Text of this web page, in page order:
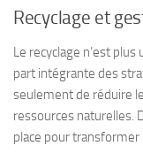
Recyclage et
Le recyclage n’est
part intégrante des
seulement de réduire
ressources naturelles.
place pour